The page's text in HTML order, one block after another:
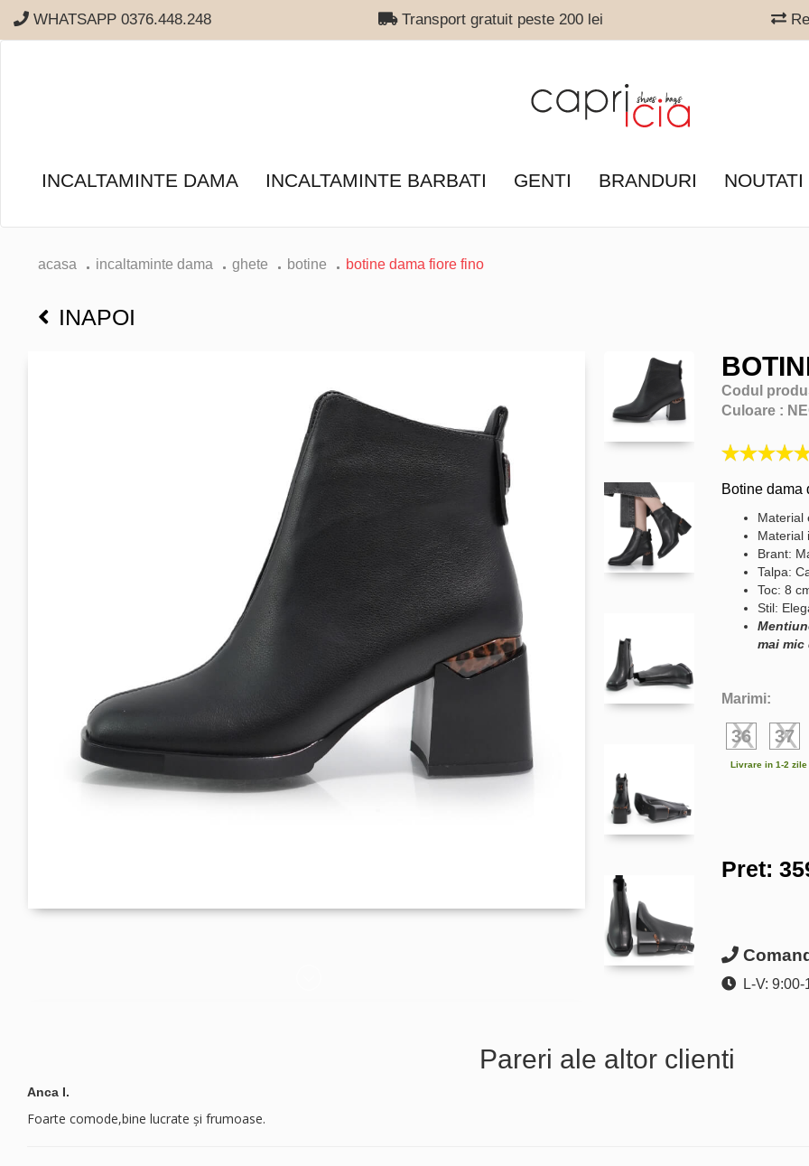
WHATSAPP 0376.448.248 Transport gratuit peste 200 lei
INCALTAMINTE DAMA INCALTAMINTE BARBATI GENTI BRANDURI NOUTATI
acasa incaltaminte dama ghete botine botine dama fiore fino
INAPOI
Codul
Culoare :
Botine
Material
Brant:
Talpa:
Toc: 8
Stil:
mai
Marimi:
36 37
Livrare in 1-2
Pret:
L-V: 9:00-
Pareri ale altor clienti
Anca I.
Foarte comode,bine lucrate și frumoase.